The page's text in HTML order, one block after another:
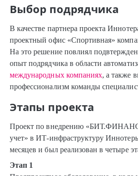
Выбор подрядчика
В качестве партнера проекта
проектный офис «Спортивная»
На это решение повлиял
опыт подрядчика в области
международных компаниях, а также
профессионализм команды
Этапы проекта
Проект по внедрению
учет» в ИТ-инфраструктуру
месяцев и был реализован в четыре
Этап 1